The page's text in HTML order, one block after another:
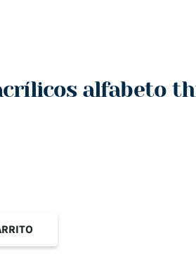
alfabeto